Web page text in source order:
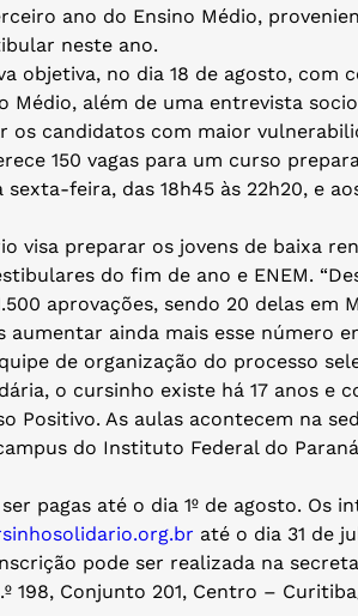
ano do Ensino Médio,
neste ano.
objetiva, no dia 18 de agosto, com
Médio, além de uma entrevista
os candidatos com maior
150 vagas para um curso
feira, das 18h45 às 22h20, e
visa preparar os jovens de baixa
do fim de ano e ENEM.
aprovações, sendo 20 delas em
ainda mais esse número
de organização do processo
o cursinho existe há 17 anos e
Positivo. As aulas acontecem na
do Instituto Federal do
pagas até o dia 1º de agosto. Os
até o dia 31 de
pode ser realizada na
198, Conjunto 201, Centro –